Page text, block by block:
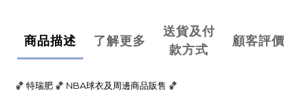
商品描述 了解更多
送貨及付
款方式
顧客評價
🏀 特瑞肥 🏀 NBA球衣及周邊商品販售 🏀